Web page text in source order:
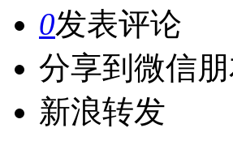
0发表评论
分享到微信
新浪转发